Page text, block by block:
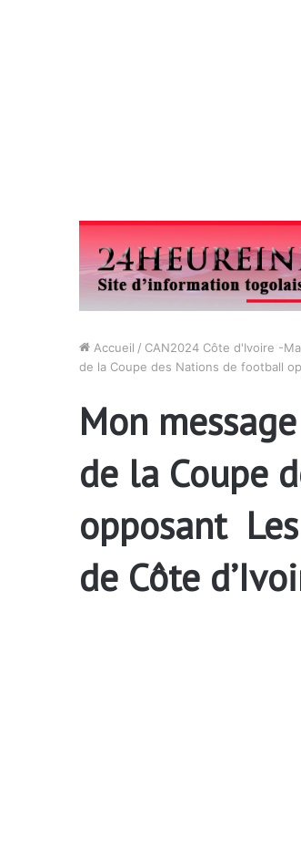
Accueil / CAN2024 Côte d'Ivoire -
de la Coupe des Nations de football
Mon
de la Coupe
opposant
de Côte